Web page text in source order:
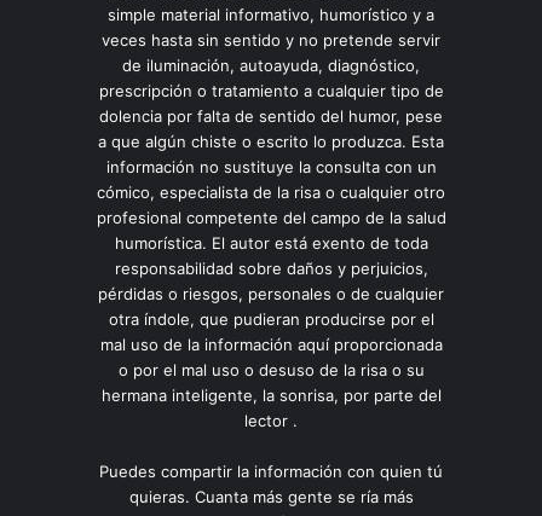
simple material informativo, humorístico y a
veces hasta sin sentido y no pretende servir
de iluminación, autoayuda, diagnóstico,
prescripción o tratamiento a cualquier tipo de
dolencia por falta de sentido del humor, pese
a que algún chiste o escrito lo produzca. Esta
información no sustituye la consulta con un
cómico, especialista de la risa o cualquier otro
profesional competente del campo de la salud
humorística. El autor está exento de toda
responsabilidad sobre daños y perjuicios,
pérdidas o riesgos, personales o de cualquier
otra índole, que pudieran producirse por el
mal uso de la información aquí proporcionada
o por el mal uso o desuso de la risa o su
hermana inteligente, la sonrisa, por parte del
lector .
Puedes compartir la información con quien tú
quieras. Cuanta más gente se ría más